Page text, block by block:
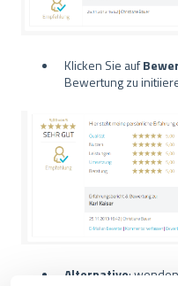
Klicken Sie auf
Bewertung zu
Alternative: